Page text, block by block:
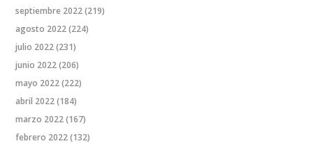
septiembre 2022(219)
agosto 2022(224)
julio 2022(231)
junio 2022(206)
mayo 2022(222)
abril 2022(184)
marzo 2022(167)
febrero 2022(132)